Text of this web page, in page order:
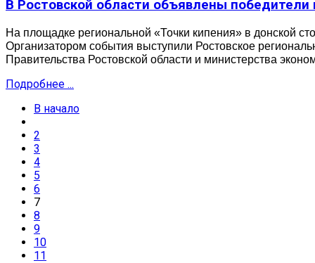
В Ростовской области объявлены
На площадке региональной «Точки кипения» в донской
Организатором события выступили Ростовское
Правительства Ростовской области и министерства
Подробнее ...
В начало
2
3
4
5
6
7
8
9
10
11